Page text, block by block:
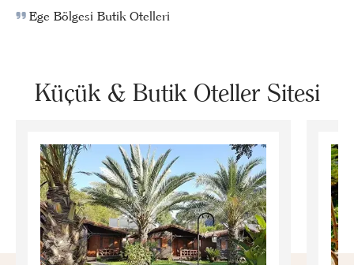
Ege Bölgesi Butik Otelleri
Küçük & Butik Oteller Sitesi